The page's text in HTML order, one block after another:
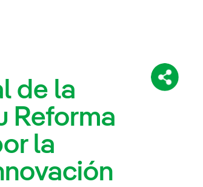
de la
Reforma
la